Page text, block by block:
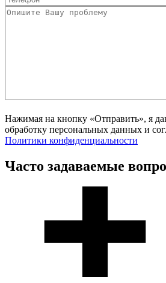
Нажимая на кнопку «Отправить», я
обработку персональных данных и
Политики конфиденциальности
Часто задаваемые